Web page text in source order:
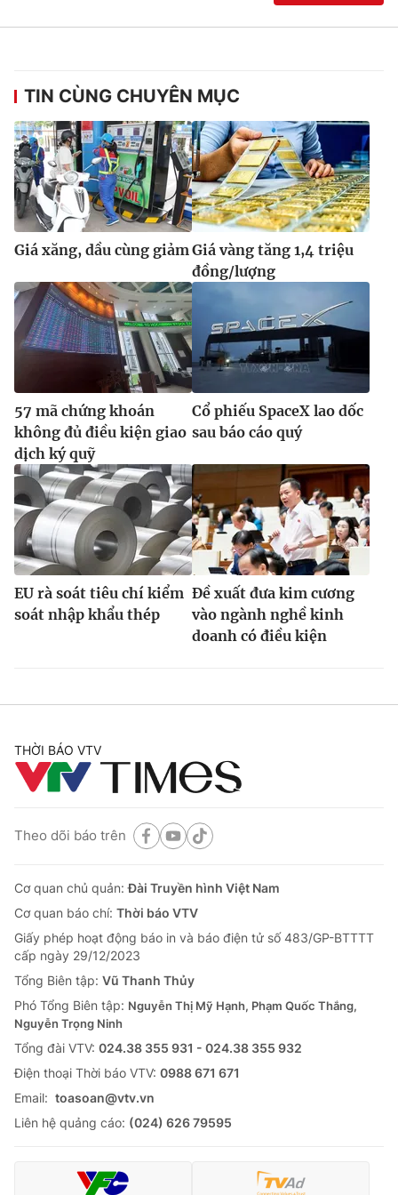
® Cấm sao chép dưới mọi hình thức nếu không có sự chấp
thuận bằng văn bản. Ghi rõ nguồn VTV.vn khi phát hành lại
thông tin từ website này.
TIN CÙNG CHUYÊN MỤC
Giá xăng, dầu cùng giảm Giá vàng tăng 1,4 triệu
đồng/lượng
57 mã chứng khoán
không đủ điều kiện giao
dịch ký quỹ
Cổ phiếu SpaceX lao dốc
sau báo cáo quý
EU rà soát tiêu chí kiểm
soát nhập khẩu thép
Đề xuất đưa kim cương
vào ngành nghề kinh
doanh có điều kiện
THỜI BÁO VTV
Theo dõi báo trên
Cơ quan chủ quản:Đài Truyền hình Việt Nam
Cơ quan báo chí: Thời báo VTV
Giấy phép hoạt động báo in và báo điện tử số 483/GP-BTTTT
cấp ngày 29/12/2023
Tổng Biên tập: Vũ Thanh Thủy
Phó Tổng Biên tập: Nguyễn Thị Mỹ Hạnh, Phạm Quốc Thắng,
Nguyễn Trọng Ninh
Tổng đài VTV: 024.38 355 931 - 024.38 355 932
Ðiện thoại Thời báo VTV: 0988 671 671
Email: toasoan@vtv.vn
Liên hệ quảng cáo: (024) 626 79595